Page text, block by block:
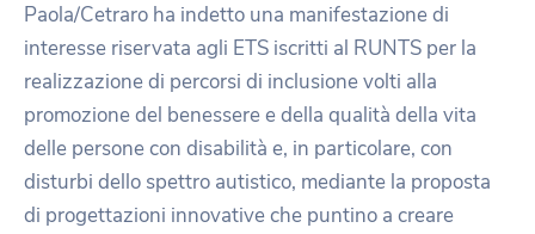
Paola/Cetraro ha indetto una manifestazione di
interesse riservata agli ETS iscritti al RUNTS per la
realizzazione di percorsi di inclusione volti alla
promozione del benessere e della qualità della vita
delle persone con disabilità e, in particolare, con
disturbi dello spettro autistico, mediante la proposta
di progettazioni innovative che puntino a creare